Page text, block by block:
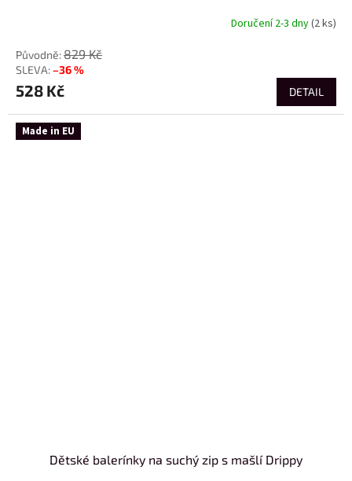
Doručení 2-3 dny(2 ks)
829 Kč
–36 %
528 Kč DETAIL
Made in EU
Dětské balerínky na suchý zip s mašlí Drippy